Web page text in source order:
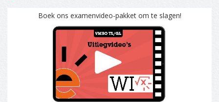
Boek ons examenvideo-pakket om te slagen!